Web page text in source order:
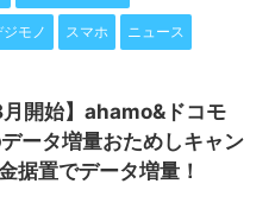
モノ スマホ ニュース
月開始】ahamo&ドコモ
ータ増量おためしキャン
据置でデータ増量！